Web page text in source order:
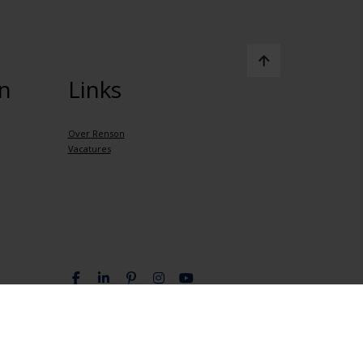
Links
Over Renson
Vacatures